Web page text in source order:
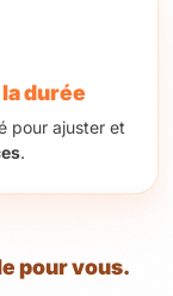
durée
pour ajuster et
.
pour vous.